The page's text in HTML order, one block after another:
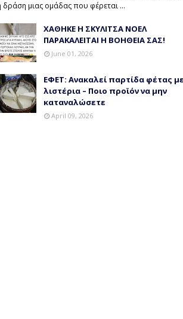
δράση μιας ομάδας που φέρεται …
ΧΑΘΗΚΕ Η ΣΚΥΛΙΤΣΑ ΝΟΕΛ
ΠΑΡΑΚΑΛΕΙΤΑΙ Η ΒΟΗΘΕΙΑ ΣΑΣ!
June 01, 2026
ΕΦΕΤ: Ανακαλεί παρτίδα φέτας με
λιστέρια – Ποιο προϊόν να μην
καταναλώσετε
April 09, 2026